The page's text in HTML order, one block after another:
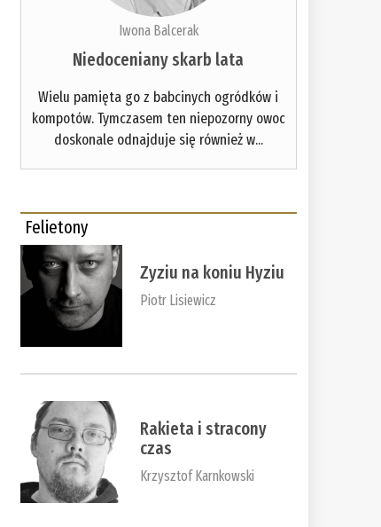
Iwona Balcerak
Niedoceniany skarb lata
Wielu pamięta go z babcinych ogródków i
kompotów. Tymczasem ten niepozorny owoc
doskonale odnajduje się również w...
Felietony
Zyziu na koniu Hyziu
Piotr Lisiewicz
Rakieta i stracony
czas
Krzysztof Karnkowski